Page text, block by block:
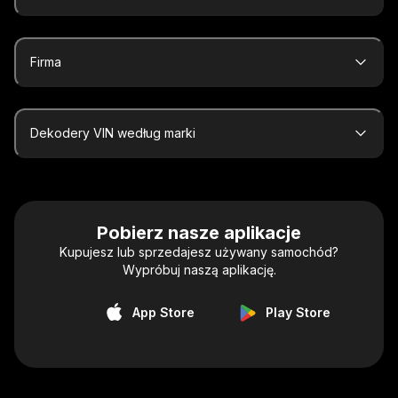
Firma
Dekodery VIN według marki
Pobierz nasze aplikacje
Kupujesz lub sprzedajesz używany samochód?
Wypróbuj naszą aplikację.
App Store Play Store